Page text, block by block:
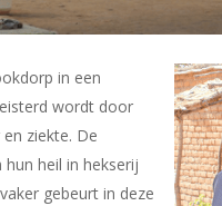
in een
wordt door
ziekte. De
heil in hekserij
gebeurt in deze